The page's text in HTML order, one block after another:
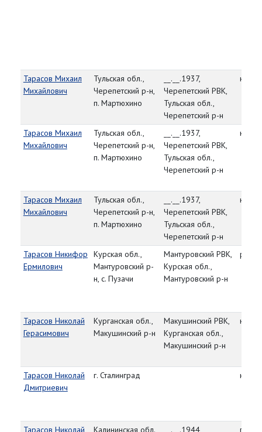
Тарасов Михаил
Михайлович
Тульская обл.,
Черепетский р-н,
п. Мартюхино
__.__.1937,
Черепетский РВК,
Тульская обл.,
Черепетский р-н
Тарасов Михаил
Михайлович
Тульская обл.,
Черепетский р-н,
п. Мартюхино
__.__.1937,
Черепетский РВК,
Тульская обл.,
Черепетский р-н
Тарасов Михаил
Михайлович
Тульская обл.,
Черепетский р-н,
п. Мартюхино
__.__.1937,
Черепетский РВК,
Тульская обл.,
Черепетский р-н
Тарасов Никифор
Ермилович
Курская обл.,
Мантуровский р-
н, с. Пузачи
Мантуровский РВК,
Курская обл.,
Мантуровский р-н
Тарасов Николай
Герасимович
Курганская обл.,
Макушинский р-н
Макушинский РВК,
Курганская обл.,
Макушинский р-н
Тарасов Николай
Дмитриевич
г. Сталинград
Тарасов Николай Калининская обл., __.__.1944, гв.